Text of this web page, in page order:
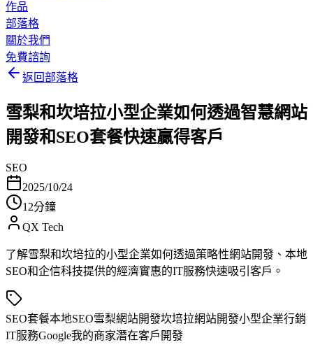
作品
部落格
關於我們
免費諮詢
返回部落格
雪梨和坎培拉小型企業如何透過智慧網站
開發和SEO套餐快速贏得客戶
SEO
2025/10/24
12分鐘
QX Tech
了解雪梨和坎培拉的小型企業如何透過策略性網站開發、本地
SEO和企信科技提供的經濟實惠的IT服務快速吸引客戶。
SEO套餐本地SEO雪梨網站開發坎培拉網站開發小型企業行銷
IT服務Google我的商家潛在客戶開發